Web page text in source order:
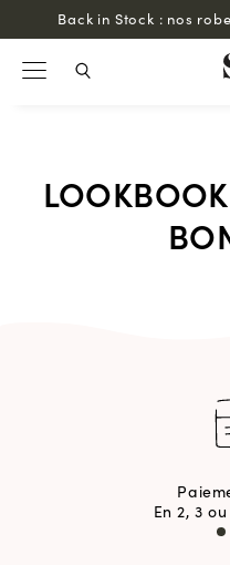
Back in Stock : nos
En 2, 3